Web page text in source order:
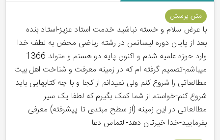
متن پرسش
با عرض سلام و خسته نباشید خدمت استاد عزیز-استاد بنده
بعد از پایان دوره لیسانس در رشته ریاضی محض به لطف خدا
وارد حوزه علمیه شدم و اکنون پایه دو هستم و متولد 1366
میباشم-تصمیم گرفته ام که در زمینه معرفت و شناخت اهل بیت
مطالعاتی را شروع کنم ولی نمیدانم از کجا و با چه کتابهایی باید
شروع کنم-خواستم از شما کمک بگیرم که لطفا یک سیر
مطالعاتی در این زمینه (از سطح مبتدی تا پیشرفته) معرفی
بفرمایید-خدا خیرتان دهد-التماس دعا